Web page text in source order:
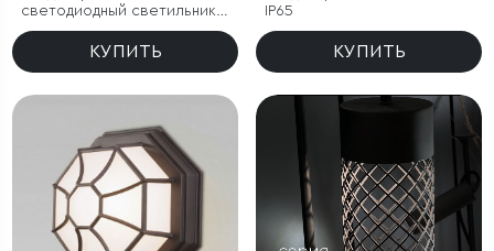
светодиодный светильник
Frame LED IP54
КУПИТЬ
IP65
КУПИТЬ